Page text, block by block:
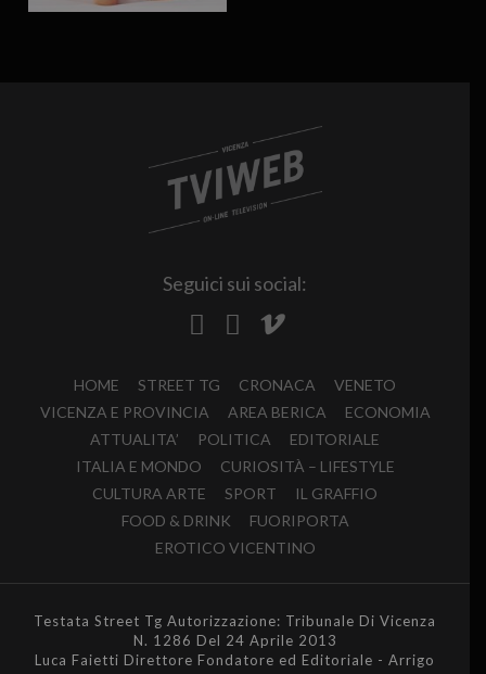
Seguici sui social:
HOME STREET TG CRONACA
VENETO
VICENZA E PROVINCIA
AREA BERICA
ECONOMIA
ATTUALITA’
POLITICA
EDITORIALE
ITALIA E MONDO
CURIOSITÀ – LIFESTYLE
CULTURA ARTE
SPORT
IL GRAFFIO
FOOD & DRINK
FUORIPORTA
EROTICO VICENTINO
Testata Street Tg Autorizzazione: Tribunale Di Vicenza
N. 1286 Del 24 Aprile 2013
Luca Faietti Direttore Fondatore ed Editoriale - Arrigo